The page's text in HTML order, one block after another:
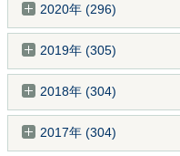
2020年 (296)
2019年 (305)
2018年 (304)
2017年 (304)